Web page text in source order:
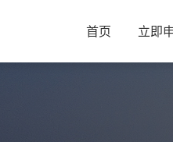
首页 立即